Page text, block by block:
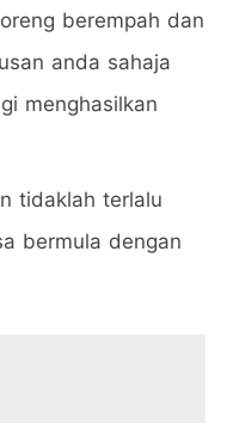
berempah dan
anda sahaja
menghasilkan
tidaklah terlalu
bermula dengan